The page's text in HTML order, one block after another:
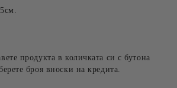
продукта в количката си с бутона
броя вноски на кредита.